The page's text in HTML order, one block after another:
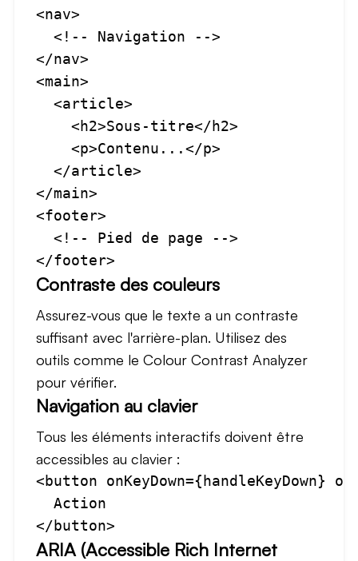
<nav>
  <!-- Navigation -->
</nav>
<main>
  <article>
    <h2>Sous-titre</h2>
    <p>Contenu...</p>
  </article>
</main>
<footer>
  <!-- Pied de page -->
Contraste des couleurs
Assurez-vous que le texte a un contraste
suffisant avec l'arrière-plan. Utilisez des
outils comme le Colour Contrast Analyzer
pour vérifier.
Navigation au clavier
Tous les éléments interactifs doivent être
accessibles au clavier :
<button onKeyDown={handleKeyDown}
  Action
ARIA (Accessible Rich Internet